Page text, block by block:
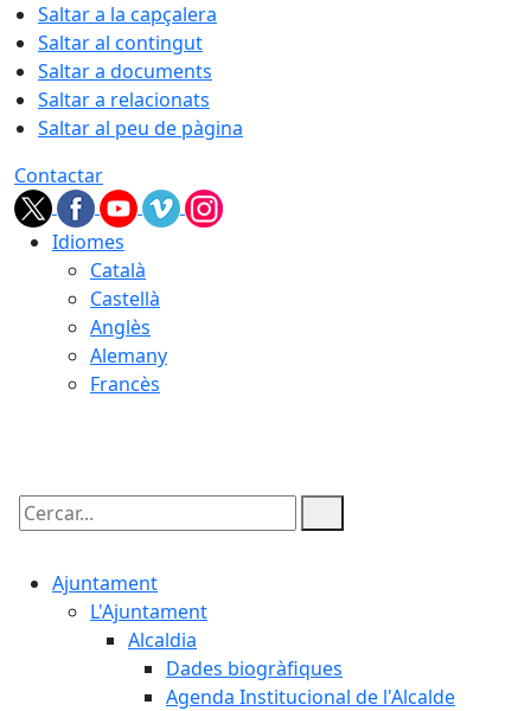
Saltar a la capçalera
Saltar al contingut
Saltar a documents
Saltar a relacionats
Saltar al peu de pàgina
Contactar
Idiomes
Català
Castellà
Anglès
Alemany
Francès
Cercar:
Ajuntament
L'Ajuntament
Alcaldia
Dades biogràfiques
Agenda Institucional de l'Alcalde